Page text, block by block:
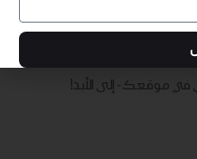
في موقعك - ​​إلى الأبد!
في موقعك - ​​إلى الأبد!